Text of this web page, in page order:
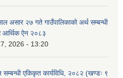
असार २७ गते गाउँपालिकाको अर्थ सम्बन्धी
आर्थिक ऐन २०८३
2026 - 13:20
सम्बन्धी एकिकृत कार्यविधि, २०८२ (खण्डः ९